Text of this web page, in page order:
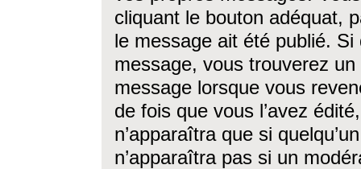
cliquant le bouton adéquat,
le message ait été publié. Si
message, vous trouverez
message lorsque vous
de fois que vous l’avez
n’apparaîtra que si
n’apparaîtra pas si un